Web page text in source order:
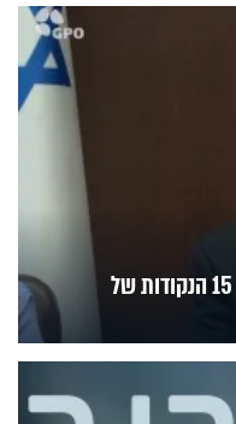
נתניהו: "ישראל שוללת את מסמך 15 הנקודות של